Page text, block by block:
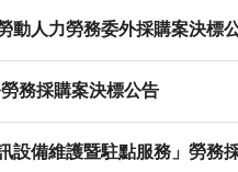
動人力勞務委外採購案決標
務採購案決標公告
設備維護暨駐點服務」勞務